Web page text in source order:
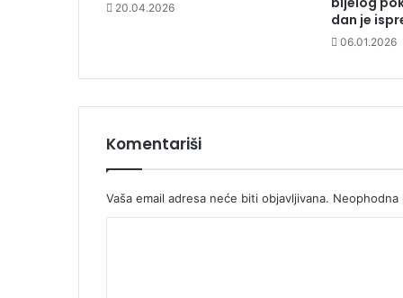
20.04.2026
dan je
06.01.2026
Komentariši
Vaša email adresa neće biti objavljivana. Neophodna